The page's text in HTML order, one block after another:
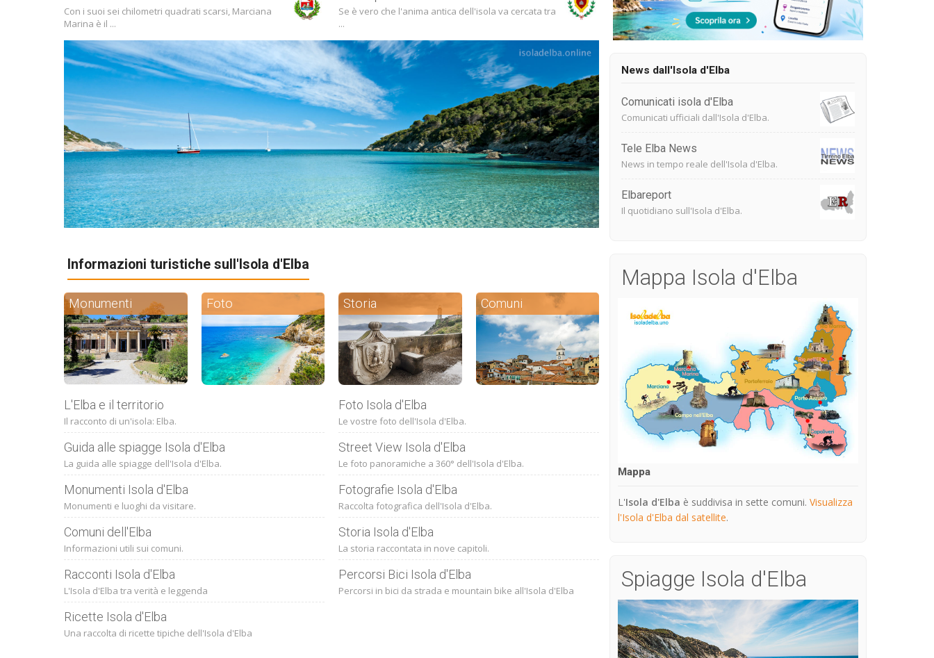
Con i suoi sei chilometri quadrati scarsi, Marciana
Marina è il ...
Se è vero che l'anima antica dell'isola va cercata tra
...
Informazioni turistiche sull'Isola d'Elba
Monumenti Foto Storia Comuni
L'Elba e il territorio
Il racconto di un'isola: Elba.
Guida alle spiagge Isola d'Elba
La guida alle spiagge dell'Isola d'Elba.
Monumenti Isola d'Elba
Monumenti e luoghi da visitare.
Comuni dell'Elba
Informazioni utili sui comuni.
Racconti Isola d'Elba
L'Isola d'Elba tra verità e leggenda
Ricette Isola d'Elba
Una raccolta di ricette tipiche dell'Isola d'Elba
Foto Isola d'Elba
Le vostre foto dell'Isola d'Elba.
Street View Isola d'Elba
Le foto panoramiche a 360° dell'Isola d'Elba.
Fotografie Isola d'Elba
Raccolta fotografica dell'Isola d'Elba.
Storia Isola d'Elba
La storia raccontata in nove capitoli.
Percorsi Bici Isola d'Elba
Percorsi in bici da strada e mountain bike all'Isola d'Elba
News dall'Isola d'Elba
Comunicati isola d'Elba
Comunicati ufficiali dall'Isola d'Elba.
Tele Elba News
News in tempo reale dell'Isola d'Elba.
Elbareport
Il quotidiano sull'Isola d'Elba.
Mappa Isola d'Elba
Mappa
L'Isola d'Elba è suddivisa in sette comuni. Visualizza
l'Isola d'Elba dal satellite.
Spiagge Isola d'Elba